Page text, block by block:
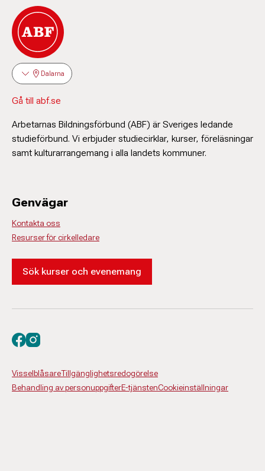
Dalarna
Gå till abf.se
Arbetarnas Bildningsförbund (ABF) är Sveriges ledande
studieförbund. Vi erbjuder studiecirklar, kurser, föreläsningar
samt kulturarrangemang i alla landets kommuner.
Genvägar
Kontakta oss
Resurser för cirkelledare
Sök kurser och evenemang
VisselblåsareTillgänglighetsredogörelse
Behandling av personuppgifterE-tjänstenCookieinställningar
Besök oss på facebook
Besök oss på instagram